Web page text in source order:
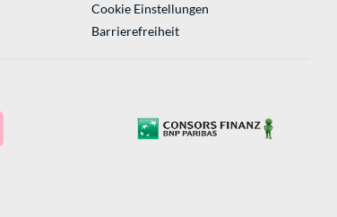
Cookie Einstellungen
Barrierefreiheit